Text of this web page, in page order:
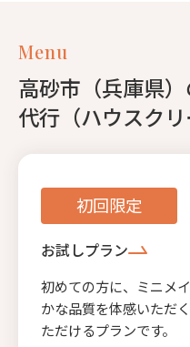
Menu
高砂市（兵庫県
代行（ハウスク
初回限定
お試しプラン
初めての方に、ミニメ
かな品質を体感いただ
ただけるプランです。